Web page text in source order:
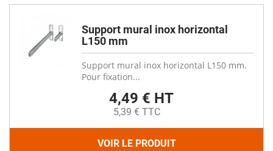
Support mural inox horizontal
L150 mm
Support mural inox horizontal L150 mm.
Pour fixation...
4,49 € HT
5,39 € TTC
VOIR LE PRODUIT